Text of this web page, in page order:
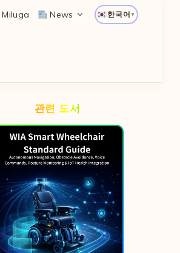
Miluga News 한국어 ▼
관련 도서